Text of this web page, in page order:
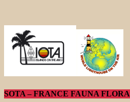
SOTA – FRANCE FAUNA FLORA